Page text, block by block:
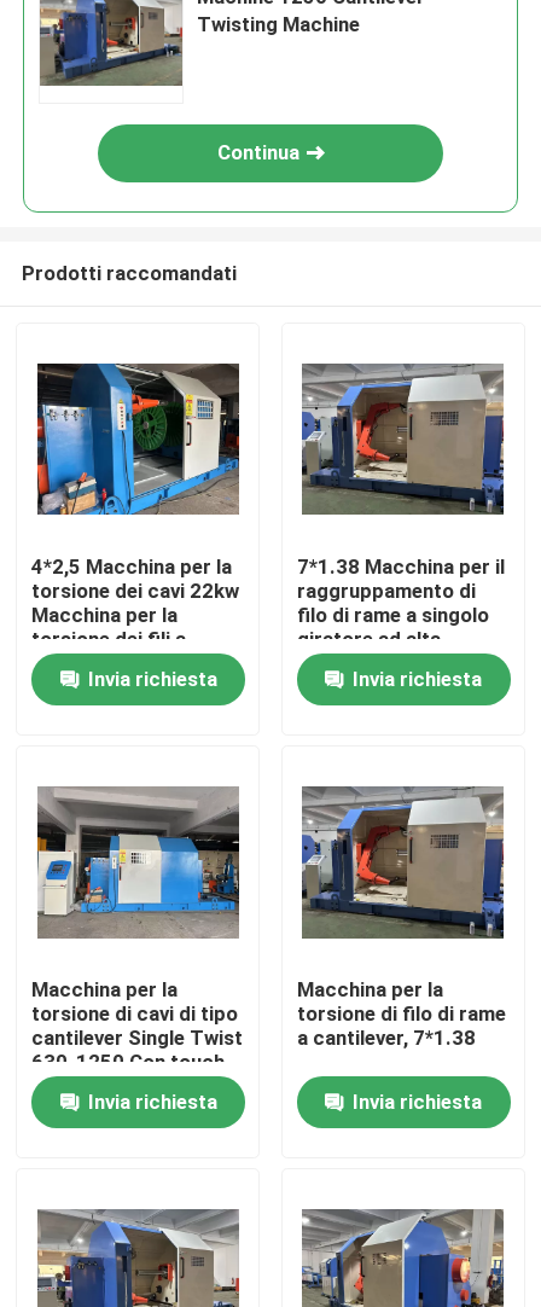
Casa.
Prodotti
Su di noi
Visita alla fabbrica
Controllo della qualità
Contattaci
Macchine per estrusore di cavi
Macchine per estrusore di filo
Twisting Machine
Continua
Prodotti raccomandati
4*2,5 Macchina per la
torsione dei cavi 22kw
Macchina per la
torsione dei fili a
cantilever
Invia richiesta
7*1.38 Macchina per il
raggruppamento di
filo di rame a singolo
giratore ad alta
velocità
Invia richiesta
Macchina per la
torsione di cavi di tipo
cantilever Single Twist
630-1250 Con touch
screen PLC
Invia richiesta
Macchina per la
torsione di filo di rame
a cantilever, 7*1.38
Invia richiesta